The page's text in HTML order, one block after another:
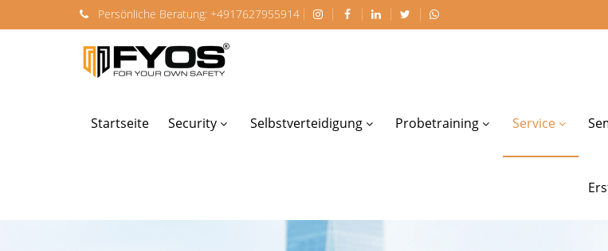
Persönliche Beratung: +4917627955914
Startseite Security Selbstverteidigung Probetraining Service